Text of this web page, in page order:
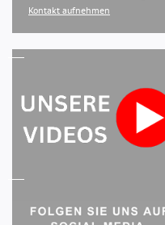
Kontakt aufnehmen